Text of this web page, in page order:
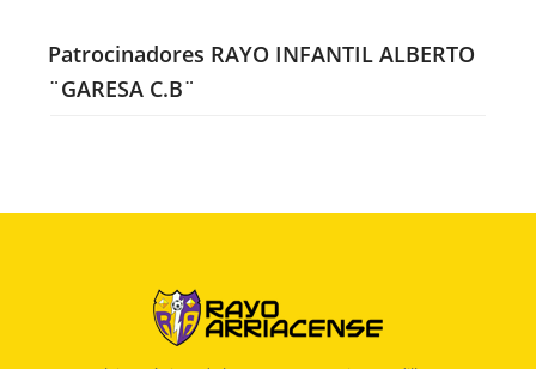
Patrocinadores RAYO INFANTIL ALBERTO
¨GARESA C.B¨